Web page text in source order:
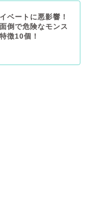
ベートに悪影響！
倒で危険なモンス
徴10個！